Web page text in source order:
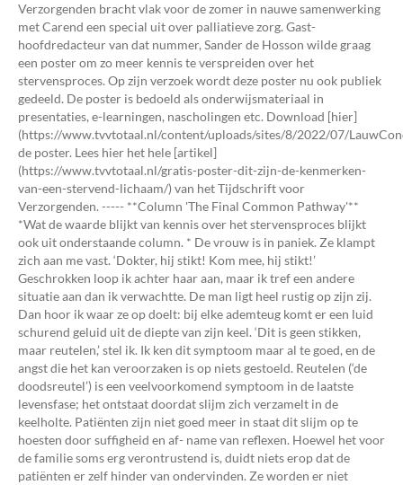
Verzorgenden bracht vlak voor de zomer in nauwe samenwerking
met Carend een special uit over palliatieve zorg. Gast-
hoofdredacteur van dat nummer, Sander de Hosson wilde graag
een poster om zo meer kennis te verspreiden over het
stervensproces. Op zijn verzoek wordt deze poster nu ook publiek
gedeeld. De poster is bedoeld als onderwijsmateriaal in
presentaties, e-learningen, nascholingen etc. Download [hier]
(https://www.tvvtotaal.nl/content/uploads/sites/8/2022/07/
de poster. Lees hier het hele [artikel]
(https://www.tvvtotaal.nl/gratis-poster-dit-zijn-de-kenmerken-
van-een-stervend-lichaam/) van het Tijdschrift voor
Verzorgenden. ----- **Column 'The Final Common Pathway'**
*Wat de waarde blijkt van kennis over het stervensproces blijkt
ook uit onderstaande column. * De vrouw is in paniek. Ze klampt
zich aan me vast. ‘Dokter, hij stikt! Kom mee, hij stikt!’
Geschrokken loop ik achter haar aan, maar ik tref een andere
situatie aan dan ik verwachtte. De man ligt heel rustig op zijn zij.
Dan hoor ik waar ze op doelt: bij elke ademteug komt er een luid
schurend geluid uit de diepte van zijn keel. ‘Dit is geen stikken,
maar reutelen,’ stel ik. Ik ken dit symptoom maar al te goed, en de
angst die het kan veroorzaken is op niets gestoeld. Reutelen (‘de
doodsreutel’) is een veelvoorkomend symptoom in de laatste
levensfase; het ontstaat doordat slijm zich verzamelt in de
keelholte. Patiënten zijn niet goed meer in staat dit slijm op te
hoesten door suffigheid en af- name van reflexen. Hoewel het voor
de familie soms erg verontrustend is, duidt niets erop dat de
patiënten er zelf hinder van ondervinden. Ze worden er niet